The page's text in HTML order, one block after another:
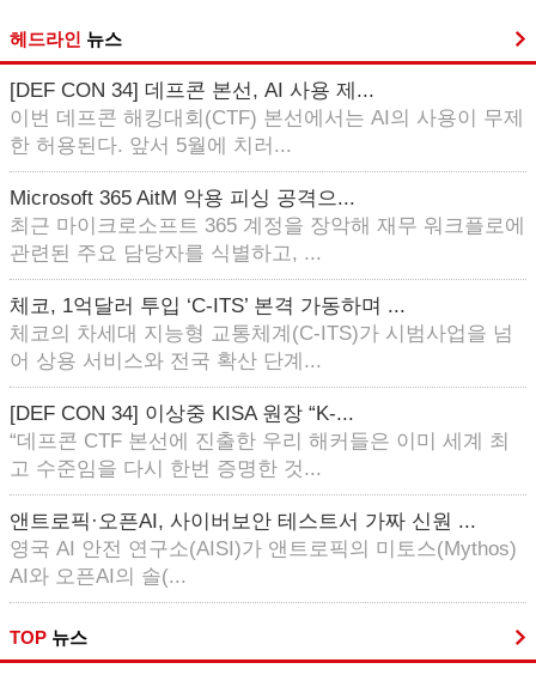
헤드라인 뉴스
[DEF CON 34] 데프콘 본선, AI 사용 제...
이번 데프콘 해킹대회(CTF) 본선에서는 AI의 사용이 무제
한 허용된다. 앞서 5월에 치러...
Microsoft 365 AitM 악용 피싱 공격으...
최근 마이크로소프트 365 계정을 장악해 재무 워크플로에
관련된 주요 담당자를 식별하고, ...
체코, 1억달러 투입 ‘C-ITS’ 본격 가동하며 ...
체코의 차세대 지능형 교통체계(C-ITS)가 시범사업을 넘
어 상용 서비스와 전국 확산 단계...
[DEF CON 34] 이상중 KISA 원장 “K-...
“데프콘 CTF 본선에 진출한 우리 해커들은 이미 세계 최
고 수준임을 다시 한번 증명한 것...
앤트로픽·오픈AI, 사이버보안 테스트서 가짜 신원 ...
영국 AI 안전 연구소(AISI)가 앤트로픽의 미토스(Mythos)
AI와 오픈AI의 솔(...
TOP 뉴스